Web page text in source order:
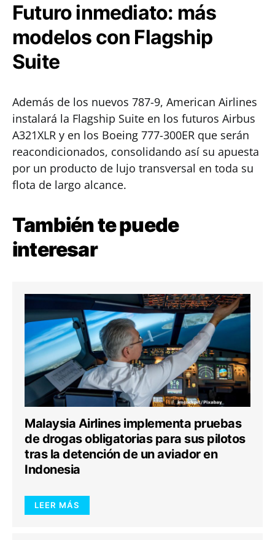
Futuro inmediato: más
modelos con Flagship
Suite
Además de los nuevos 787-9, American Airlines
instalará la Flagship Suite en los futuros Airbus
A321XLR y en los Boeing 777-300ER que serán
reacondicionados, consolidando así su apuesta
por un producto de lujo transversal en toda su
flota de largo alcance.
También te puede
interesar
Malaysia Airlines implementa pruebas
de drogas obligatorias para sus pilotos
tras la detención de un aviador en
Indonesia
LEER MÁS